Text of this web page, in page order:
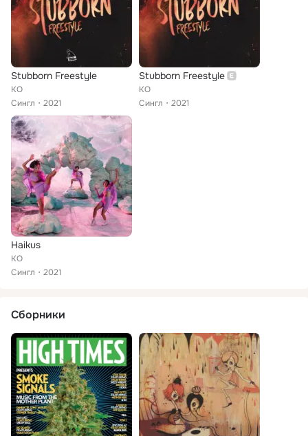
Stubborn Freestyle
KO
Сингл
2021
Stubborn Freestyle
KO
Сингл
2021
Haikus
KO
Сингл
2021
Сборники